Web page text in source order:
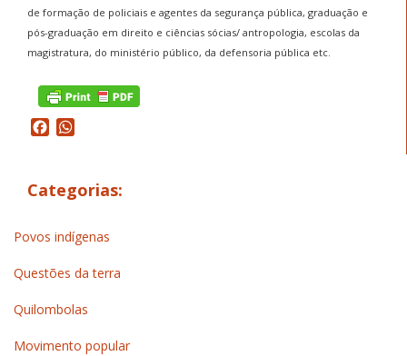
de formação de policiais e agentes da segurança pública, graduação e
pós-graduação em direito e ciências sócias/ antropologia, escolas da
magistratura, do ministério público, da defensoria pública etc.
Facebook
Categorias:
Povos indígenas
Questões da terra
Quilombolas
Movimento popular